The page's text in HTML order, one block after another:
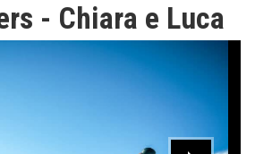
- Chiara e Luca